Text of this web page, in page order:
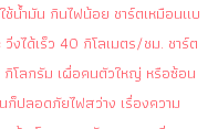
น้ำมัน กินไฟน้อย ชาร์ตเหมือนแบ
ได้เร็ว 40 กิโลเมตร/ชม. ชาร์ต
กิโลกรัม เผื่อคนตัวใหญ่ หรือซ้อน
ก็ปลอดภัยไฟสว่าง เรื่องความ